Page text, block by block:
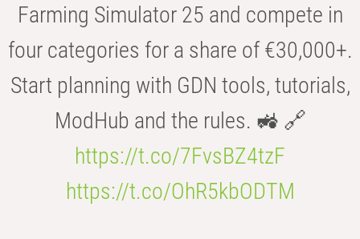
Farming Simulator 25 and compete in
four categories for a share of €30,000+.
Start planning with GDN tools, tutorials,
ModHub and the rules. 🚜 🔗
https://t.co/7FvsBZ4tzF
https://t.co/OhR5kbODTM